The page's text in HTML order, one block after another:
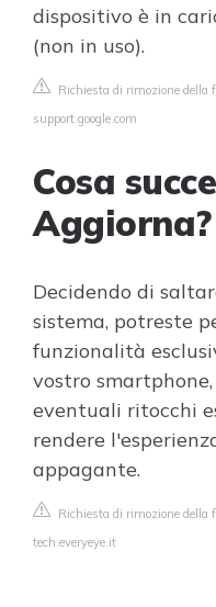
dispositivo è in
(non in uso).
Richiesta di rimozione della
support.google.com
Cosa
Aggiorna?
Decidendo di
sistema, potreste
funzionalità
vostro
eventuali ritocchi
rendere
appagante.
Richiesta di rimozione della
tech.everyeye.it